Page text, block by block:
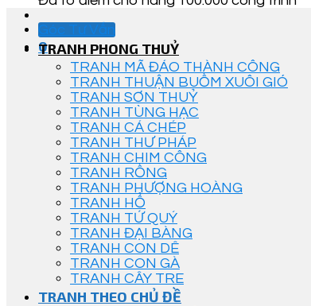
Góc Tư Vấn
0
TRANH PHONG THUỶ
TRANH MÃ ĐÁO THÀNH CÔNG
TRANH THUẬN BUỒM XUÔI GIÓ
TRANH SƠN THUỶ
TRANH TÙNG HẠC
TRANH CÁ CHÉP
TRANH THƯ PHÁP
TRANH CHIM CÔNG
TRANH RỒNG
TRANH PHƯỢNG HOÀNG
TRANH HỔ
TRANH TỨ QUÝ
TRANH ĐẠI BÀNG
TRANH CON DÊ
TRANH CON GÀ
TRANH CÂY TRE
TRANH THEO CHỦ ĐỀ